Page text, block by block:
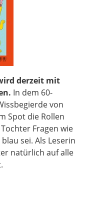
derzeit mit
In dem 60-
von
Spot die Rollen
Fragen wie
sei. Als Leserin
natürlich auf alle